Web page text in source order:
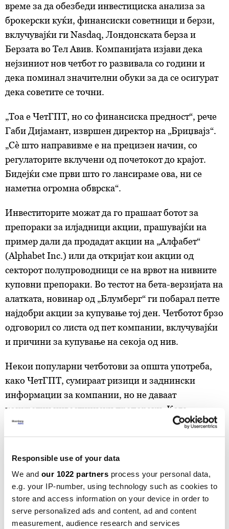
Responsible use of your data
We and our 1022 partners process your personal data,
e.g. your IP-number, using technology such as cookies to
store and access information on your device in order to
serve personalized ads and content, ad and content
measurement, audience research and services
време за да обезбеди инвестициска анализа за
брокерски куќи, финансиски советници и берзи,
вклучувајќи ги Nasdaq, Лондонската берза и
Берзата во Тел Авив. Компанијата изјави дека
нејзиниот нов четбот го развивала со години и
дека поминал значителни обуки за да се осигурат
дека советите се точни.
„Тоа е ЧетГПТ, но со финансиска предност“, рече
Габи Дијамант, извршен директор на „Бриџвајз“.
„Сè што направивме е на прецизен начин, со
регулаторите вклучени од почетокот до крајот.
Бидејќи сме први што го лансираме ова, ни се
наметна огромна обврска“.
Инвеститорите можат да го прашаат ботот за
препораки за илјадници акции, прашувајќи на
пример дали да продадат акции на „Алфабет“
(Alphabet Inc.) или да откријат кои акции од
секторот полупроводници се на врвот на нивните
куповни препораки. Во тестот на бета-верзијата на
алатката, новинар од „Блумберг“ ги побарал петте
најдобри акции за купување тој ден. Четботот брзо
одговорил со листа од пет компании, вклучувајќи
и причини за купување на секоја од нив.
Некои популарни четботови за општа употреба,
како ЧетГПТ, сумираат ризици и заднински
информации за компании, но не даваат
конкретни инвестициски препораки. Кога
новинар го прашал дали треба да купи или
продаде акции на „Алфабет“, ЧетГПТ одговорил
Билтен
Вистинските одлуки започнуваат со